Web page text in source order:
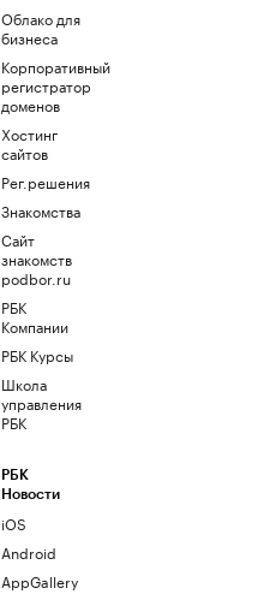
Облако для
бизнеса
Корпоративный
регистратор
доменов
Хостинг
сайтов
Рег.решения
Знакомства
Сайт
знакомств
podbor.ru
РБК
Компании
РБК Курсы
Школа
управления
РБК
РБК
Новости
iOS
Android
AppGallery